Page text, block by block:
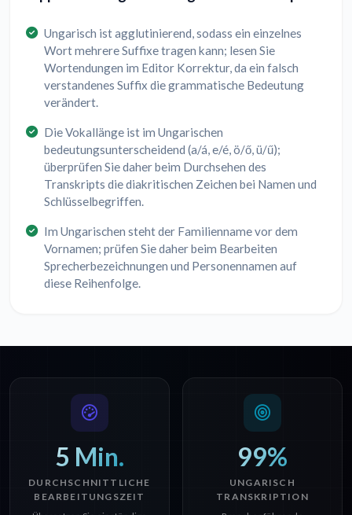
Ungarisch ist agglutinierend, sodass ein einzelnes
Wort mehrere Suffixe tragen kann; lesen Sie
Wortendungen im Editor Korrektur, da ein falsch
verstandenes Suffix die grammatische Bedeutung
verändert.
Die Vokallänge ist im Ungarischen
bedeutungsunterscheidend (a/á, e/é, ö/ő, ü/ű);
überprüfen Sie daher beim Durchsehen des
Transkripts die diakritischen Zeichen bei Namen und
Schlüsselbegriffen.
Im Ungarischen steht der Familienname vor dem
Vornamen; prüfen Sie daher beim Bearbeiten
Sprecherbezeichnungen und Personennamen auf
diese Reihenfolge.
5 Min.
DURCHSCHNITTLICHE
BEARBEITUNGSZEIT
99%
UNGARISCH
TRANSKRIPTION